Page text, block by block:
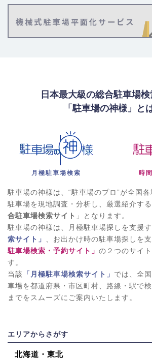
日本最大級の総合駐車場検
「駐車場の神様」と
月極駐車場検索 時
駐車場の神様は、“駐車場のプロ”が全国
駐車場を現地調査・分析し、厳選紹介する
合駐車場検索サイト 」となります。
駐車場の神様は、月極駐車場探しを支援す
索サイト」
、お出かけ時の駐車場探しを
駐車場検索・予約サイト」 の２つのサイ
す。
当該 「月極駐車場検索サイト」 では、全
車場を都道府県・市区町村、路線・駅で
までをスムーズにご案内いたします。
エリアからさがす
北海道・東北